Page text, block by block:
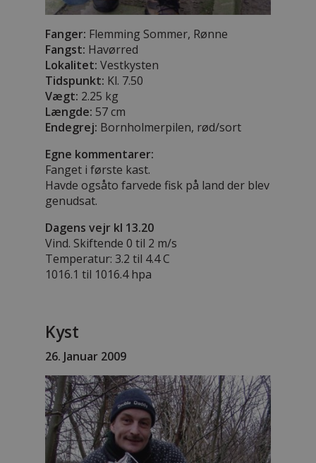
Fanger: Flemming Sommer, Rønne
Fangst: Havørred
Lokalitet: Vestkysten
Tidspunkt: Kl. 7.50
Vægt: 2.25 kg
Længde: 57 cm
Endegrej: Bornholmerpilen, rød/sort
Egne kommentarer:
Fanget i første kast.
Havde ogsåto farvede fisk på land der blev
genudsat.
Dagens vejr kl 13.20
Vind. Skiftende 0 til 2 m/s
Temperatur: 3.2 til 4.4 C
1016.1 til 1016.4 hpa
Kyst
26. Januar 2009